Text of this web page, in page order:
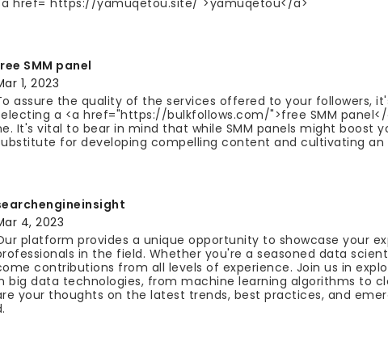
href="https://yamuqetou.site/">yamuqetou</a>
SMM panel
1, 2023
assure the quality of the services offered to your followers,
a <a href="https://bulkfollows.com/">free SMM
It's vital to bear in mind that while SMM panels might boost
for developing compelling content and cultivating an
4, 2023
platform provides a unique opportunity to showcase your
in the field. Whether you're a seasoned data
contributions from all levels of experience. Join us in
big data technologies, from machine learning algorithms to
your thoughts on the latest trends, best practices, and